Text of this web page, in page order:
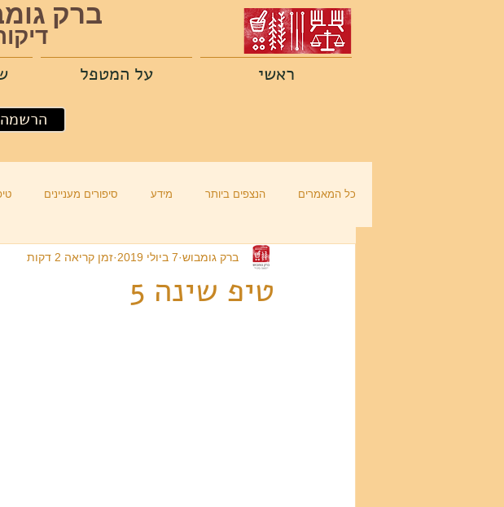
ברק
ראשי על המטפל
כל המאמרים הנצפים ביותר מידע סיפורים מעניינים
טיפ שינה 5
ברק גומבוש 7 ביולי 2019 זמן קריאה 2 דקות